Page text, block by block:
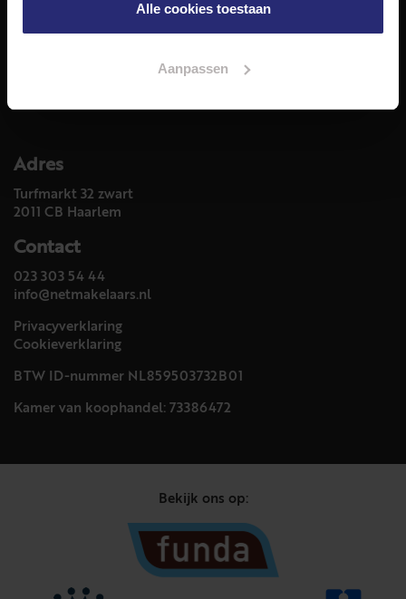
Alle cookies toestaan
Aanpassen
Aankoop
Meer informatie over
Adres
Turfmarkt 32 zwart
2011 CB Haarlem
Contact
023 303 54 44
info@netmakelaars.nl
Privacyverklaring
Cookieverklaring
BTW ID-nummer NL859503732B01
Kamer van koophandel: 73386472
Bekijk ons op: